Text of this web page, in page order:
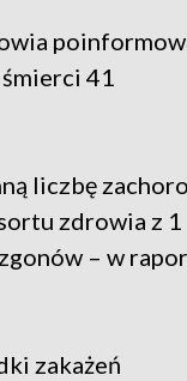
41
liczbę
zdrowia z 1
– w
zakażeń